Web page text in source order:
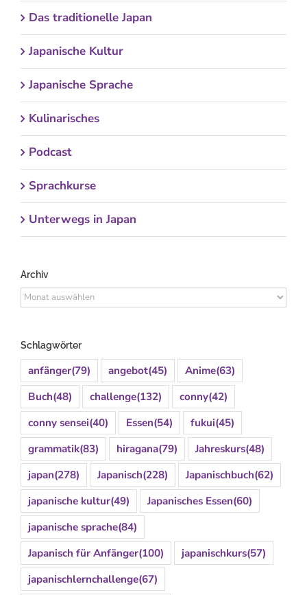
Das traditionelle Japan
Japanische Kultur
Japanische Sprache
Kulinarisches
Podcast
Sprachkurse
Unterwegs in Japan
Archiv
Archiv
Schlagwörter
anfänger(79) angebot(45) Anime(63)
Buch(48) challenge(132) conny(42)
conny sensei(40) Essen(54) fukui(45)
grammatik(83) hiragana(79) Jahreskurs(48)
japan(278) Japanisch(228) Japanischbuch(62)
japanische kultur(49) Japanisches Essen(60)
japanische sprache(84)
Japanisch für Anfänger(100) japanischkurs(57)
japanischlernchallenge(67)